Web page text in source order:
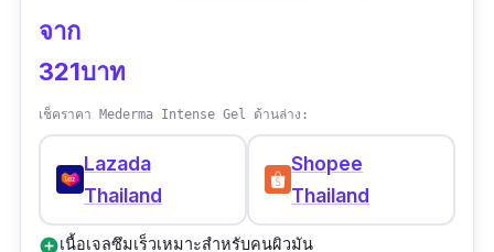
จาก
321บาท
เช็คราคา Mederma Intense Gel ด้านล่าง:
Lazada
Thailand
Shopee
Thailand
add_circleเนื้อเจลซึมเร็วเหมาะสำหรับคนผิวมัน